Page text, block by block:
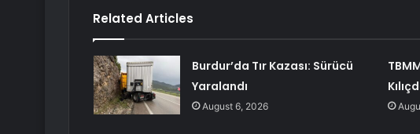
Related Articles
Burdur’da Tır Kazası: Sürücü
Yaralandı
August 6, 2026